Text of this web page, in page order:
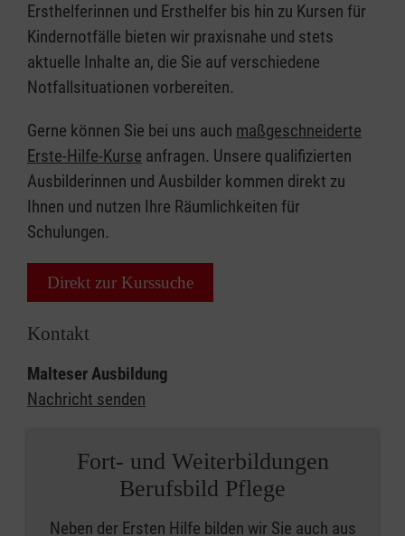
Ersthelferinnen und Ersthelfer bis hin zu Kursen für
Kindernotfälle bieten wir praxisnahe und stets
aktuelle Inhalte an, die Sie auf verschiedene
Notfallsituationen vorbereiten.
Gerne können Sie bei uns auch maßgeschneiderte
Erste-Hilfe-Kurse anfragen. Unsere qualifizierten
Ausbilderinnen und Ausbilder kommen direkt zu
Ihnen und nutzen Ihre Räumlichkeiten für
Schulungen.
Direkt zur Kurssuche
Kontakt
Malteser Ausbildung
Nachricht senden
Fort- und Weiterbildungen
Berufsbild Pflege
Neben der Ersten Hilfe bilden wir Sie auch aus